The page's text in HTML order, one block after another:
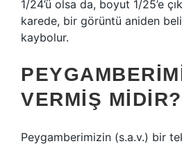
1/24’ü olsa da, boyut 1/25’e
karede, bir görüntü aniden
kaybolur.
VERMIŞ MIDIR?
Peygamberimizin (s.a.v.) bir